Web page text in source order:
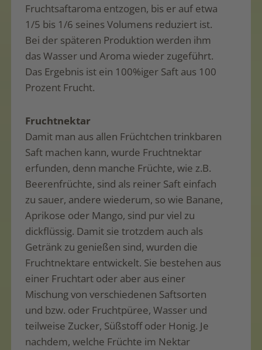
Fruchtsaftaroma entzogen, bis er auf etwa
1/5 bis 1/6 seines Volumens reduziert ist.
Bei der späteren Produktion werden ihm
das Wasser und Aroma wieder zugeführt.
Das Ergebnis ist ein 100%iger Saft aus 100
Prozent Frucht.
Fruchtnektar
Damit man aus allen Früchtchen trinkbaren
Saft machen kann, wurde Fruchtnektar
erfunden, denn manche Früchte, wie z.B.
Beerenfrüchte, sind als reiner Saft einfach
zu sauer, andere wiederum, so wie Banane,
Aprikose oder Mango, sind pur viel zu
dickflüssig. Damit sie trotzdem auch als
Getränk zu genießen sind, wurden die
Fruchtnektare entwickelt. Sie bestehen aus
einer Fruchtart oder aber aus einer
Mischung von verschiedenen Saftsorten
und bzw. oder Fruchtpüree, Wasser und
teilweise Zucker, Süßstoff oder Honig. Je
nachdem, welche Früchte im Nektar